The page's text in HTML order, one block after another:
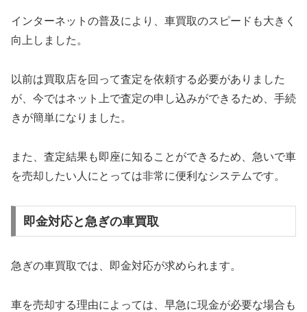
インターネットの普及により、車買取のスピードも大きく
向上しました。
以前は買取店を回って査定を依頼する必要がありました
が、今ではネット上で査定の申し込みができるため、手続
きが簡単になりました。
また、査定結果も即座に知ることができるため、急いで車
を売却したい人にとっては非常に便利なシステムです。
即金対応と急ぎの車買取
急ぎの車買取では、即金対応が求められます。
車を売却する理由によっては、早急に現金が必要な場合も